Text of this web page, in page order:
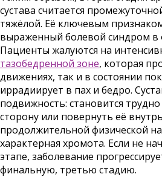
сустава считается
тяжёлой. Её ключевым
выраженный болевой синдром в
Пациенты жалуются на
тазобедренной зоне, которая
движениях, так и в состоянии
иррадиирует в пах и бедро.
подвижность: становится
сторону или повернуть её
продолжительной физической
характерная хромота. Если не
этапе, заболевание
финальную, третью стадию.